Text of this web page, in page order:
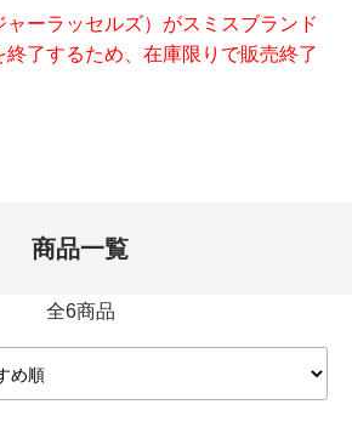
ーラッセルズ）がスミスブランド
了するため、在庫限りで販売終了
商品一覧
全6商品